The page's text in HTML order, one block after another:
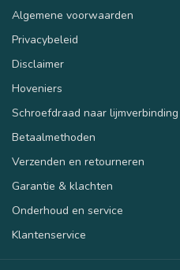
Algemene voorwaarden
Privacybeleid
Disclaimer
Hoveniers
Schroefdraad naar
Betaalmethoden
Verzenden en retourneren
Garantie & klachten
Onderhoud en service
Klantenservice